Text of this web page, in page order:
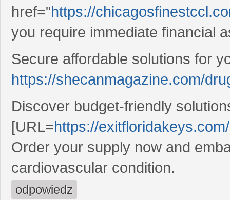
href="https://
you require immediate financial
Secure affordable solutions for
https://shecanmagazine.com/
Discover budget-friendly
[URL=https://
Order your supply now and
cardiovascular condition.
odpowiedz